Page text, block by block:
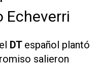
Echeverri
DT español plantó
salieron